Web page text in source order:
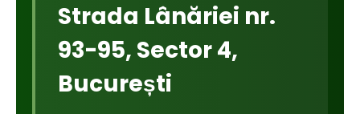
Strada Lânăriei nr.
93-95, Sector 4,
București